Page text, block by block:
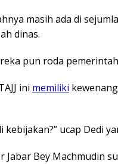
masih ada di
dinas.
pun roda
ini memiliki
kebijakan?” ucap Dedi
Jabar Bey Machmudin